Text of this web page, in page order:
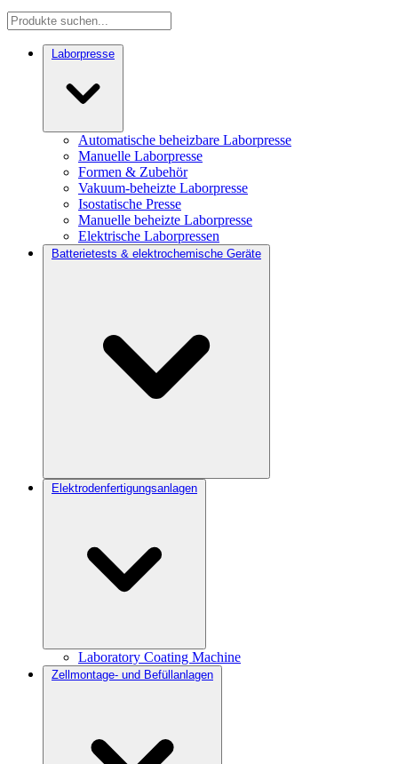
Laborpresse
Automatische beheizbare Laborpresse
Manuelle Laborpresse
Formen & Zubehör
Vakuum-beheizte Laborpresse
Isostatische Presse
Manuelle beheizte Laborpresse
Elektrische Laborpressen
Batterietests & elektrochemische Geräte
Elektrodenfertigungsanlagen
Laboratory Coating Machine
Zellmontage- und Befüllanlagen